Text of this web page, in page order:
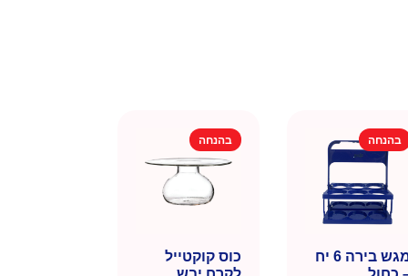
בהנחה
מגש בירה 6 יח
בהנחה
כוס קוקטייל